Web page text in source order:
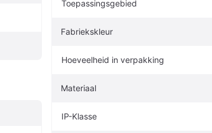
Toepassingsgebied
Fabriekskleur
Hoeveelheid in verpakking
Materiaal
IP-Klasse